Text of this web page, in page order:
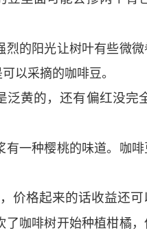
的阳光让树叶有些微微
以采摘的咖啡豆。
黄的，还有偏红没完
一种樱桃的味道。咖啡
价格起来的话收益还可
咖啡树开始种植柑橘，